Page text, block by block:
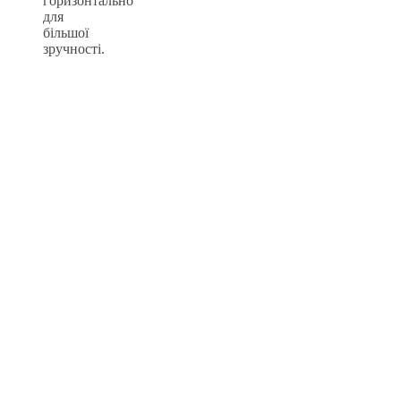
для
більшої
зручності.